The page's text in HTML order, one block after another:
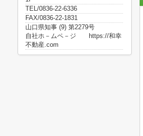
TEL/0836-22-6336
FAX/0836-22-1831
山口県知事 (9) 第2279号
自社ホ－ムペ－ジ https://和幸
不動産.com